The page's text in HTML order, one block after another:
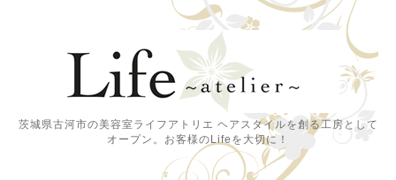
茨城県古河市の美容室ライフアトリエ ヘアスタイルを創る工房として
オープン。お客様のLifeを大切に！